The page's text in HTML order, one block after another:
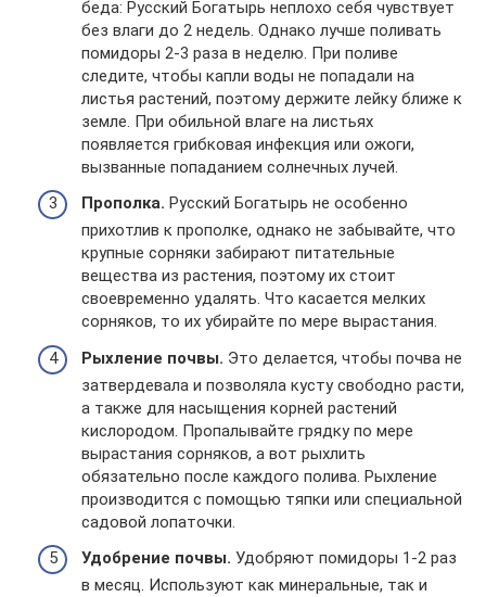
беда: Русский Богатырь неплохо себя чувствует
без влаги до 2 недель. Однако лучше поливать
помидоры 2-3 раза в неделю. При поливе
следите, чтобы капли воды не попадали на
листья растений, поэтому держите лейку ближе к
земле. При обильной влаге на листьях
появляется грибковая инфекция или ожоги,
вызванные попаданием солнечных лучей.
Прополка. Русский Богатырь не особенно
прихотлив к прополке, однако не забывайте, что
крупные сорняки забирают питательные
вещества из растения, поэтому их стоит
своевременно удалять. Что касается мелких
сорняков, то их убирайте по мере вырастания.
Рыхление почвы. Это делается, чтобы почва не
затвердевала и позволяла кусту свободно расти,
а также для насыщения корней растений
кислородом. Пропалывайте грядку по мере
вырастания сорняков, а вот рыхлить
обязательно после каждого полива. Рыхление
производится с помощью тяпки или специальной
садовой лопаточки.
Удобрение почвы. Удобряют помидоры 1-2 раз
в месяц. Используют как минеральные, так и